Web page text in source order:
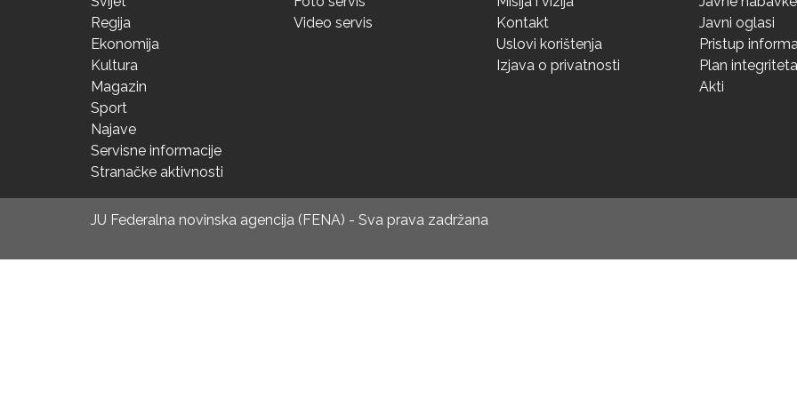
Regija
Ekonomija
Kultura
Magazin
Sport
Najave
Servisne informacije
Stranačke aktivnosti
Video servis
Kontakt
Uslovi korištenja
Izjava o privatnosti
Javni oglasi
Pristup
Plan integriteta
Akti
JU Federalna novinska agencija (FENA) - Sva prava zadržana